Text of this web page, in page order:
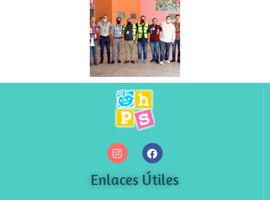
Enlaces Útiles